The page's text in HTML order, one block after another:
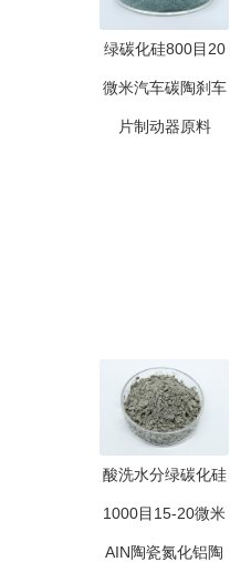
绿碳化硅800目20
微米汽车碳陶刹车
片制动器原料
酸洗水分绿碳化硅
1000目15-20微米
AIN陶瓷氮化铝陶